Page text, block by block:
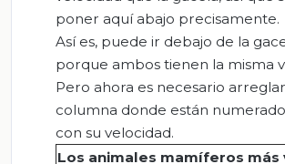
poner aquí abajo precisamente.
Así es, puede ir debajo de la
porque ambos tienen la misma
Pero ahora es necesario
columna donde están
con su velocidad.
Los animales mamíferos más